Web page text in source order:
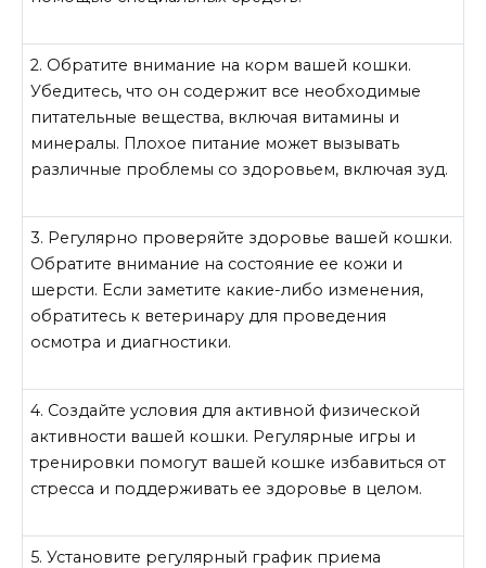
2. Обратите внимание на корм вашей кошки.
Убедитесь, что он содержит все необходимые
питательные вещества, включая витамины и
минералы. Плохое питание может вызывать
различные проблемы со здоровьем, включая зуд.
3. Регулярно проверяйте здоровье вашей кошки.
Обратите внимание на состояние ее кожи и
шерсти. Если заметите какие-либо изменения,
обратитесь к ветеринару для проведения
осмотра и диагностики.
4. Создайте условия для активной физической
активности вашей кошки. Регулярные игры и
тренировки помогут вашей кошке избавиться от
стресса и поддерживать ее здоровье в целом.
5. Установите регулярный график приема